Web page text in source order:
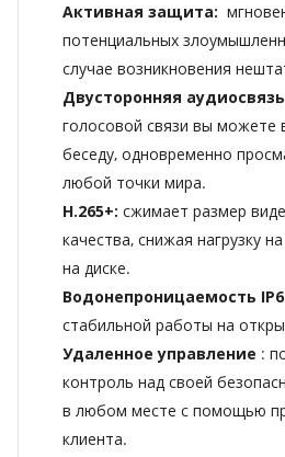
Активная защита:
потенциальных
случае возникновения
Двусторонняя аудиосвязь
голосовой связи вы можете
беседу, одновременно
любой точки мира.
H.265+: сжимает размер
качества, снижая нагрузку
на диске.
Водонепроницаемость
стабильной работы на
Удаленное управление :
контроль над своей
в любом месте с помощью
клиента.